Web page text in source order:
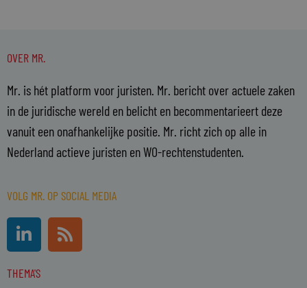
OVER MR.
Mr. is hét platform voor juristen. Mr. bericht over actuele zaken
in de juridische wereld en belicht en becommentarieert deze
vanuit een onafhankelijke positie. Mr. richt zich op alle in
Nederland actieve juristen en WO-rechtenstudenten.
VOLG MR. OP SOCIAL MEDIA
L
i
n
k
R
s
s
THEMA'S